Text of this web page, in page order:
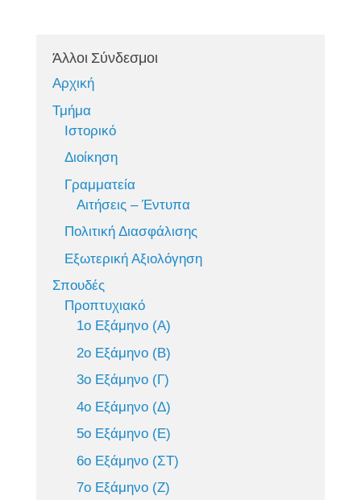
Άλλοι Σύνδεσμοι
Αρχική
Τμήμα
Ιστορικό
Διοίκηση
Γραμματεία
Αιτήσεις – Έντυπα
Πολιτική Διασφάλισης
Εξωτερική Αξιολόγηση
Σπουδές
Προπτυχιακό
1ο Εξάμηνο (Α)
2ο Εξάμηνο (Β)
3ο Εξάμηνο (Γ)
4ο Εξάμηνο (Δ)
5ο Εξάμηνο (Ε)
6ο Εξάμηνο (ΣΤ)
7ο Εξάμηνο (Ζ)